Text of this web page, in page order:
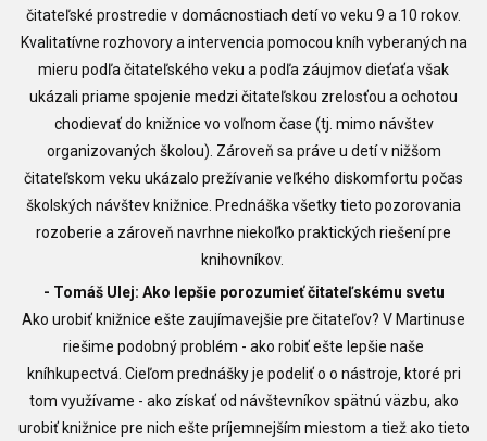
čitateľské prostredie v domácnostiach detí vo veku 9 a 10 rokov.
Kvalitatívne rozhovory a intervencia pomocou kníh vyberaných na
mieru podľa čitateľského veku a podľa záujmov dieťaťa však
ukázali priame spojenie medzi čitateľskou zrelosťou a ochotou
chodievať do knižnice vo voľnom čase (tj. mimo návštev
organizovaných školou). Zároveň sa práve u detí v nižšom
čitateľskom veku ukázalo prežívanie veľkého diskomfortu počas
školských návštev knižnice. Prednáška všetky tieto pozorovania
rozoberie a zároveň navrhne niekoľko praktických riešení pre
knihovníkov.
- Tomáš Ulej: Ako lepšie porozumieť čitateľskému svetu
Ako urobiť knižnice ešte zaujímavejšie pre čitateľov? V Martinuse
riešime podobný problém - ako robiť ešte lepšie naše
kníhkupectvá. Cieľom prednášky je podeliť o o nástroje, ktoré pri
tom využívame - ako získať od návštevníkov spätnú väzbu, ako
urobiť knižnice pre nich ešte príjemnejším miestom a tiež ako tieto